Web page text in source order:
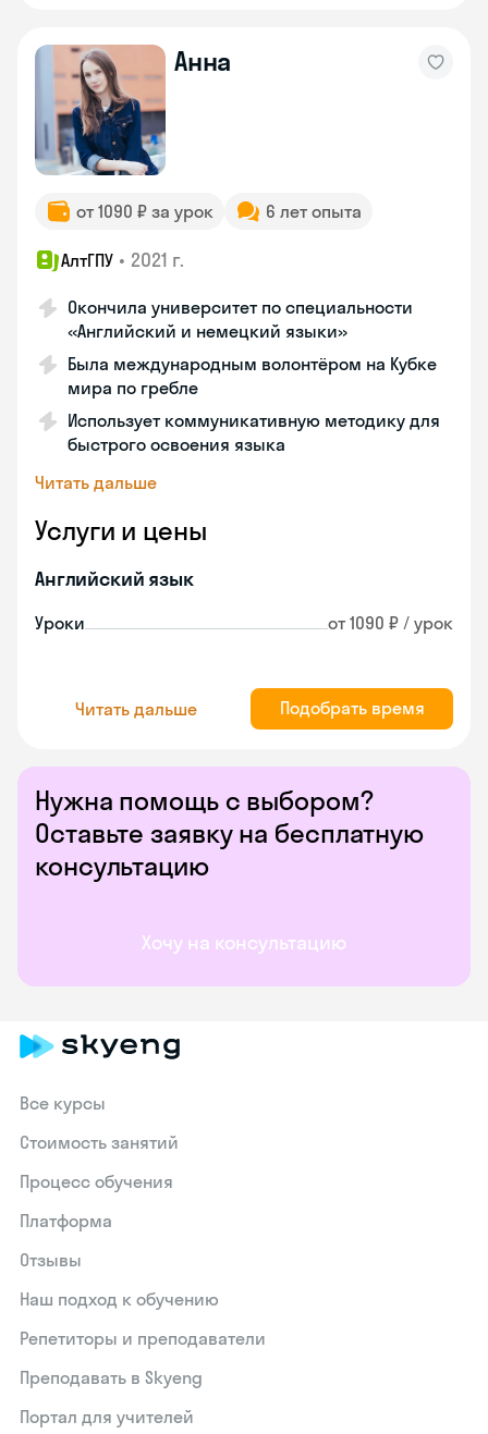
Нужна помощь с выбором?
Оставьте заявку на бесплатную
консультацию
Хочу на консультацию
Анна
от 1090 ₽ за урок 6 лет опыта
АлтГПУ • 2021 г.
Окончила университет по специальности
«Английский и немецкий языки»
Была международным волонтёром на Кубке
мира по гребле
Использует коммуникативную методику для
быстрого освоения языка
Читать дальше
Услуги и цены
Английский язык
Уроки от 1090 ₽ / урок
Читать дальше Подобрать время
Все курсы
Стоимость занятий
Процесс обучения
Платформа
Отзывы
Наш подход к обучению
Репетиторы и преподаватели
Преподавать в Skyeng
Портал для учителей